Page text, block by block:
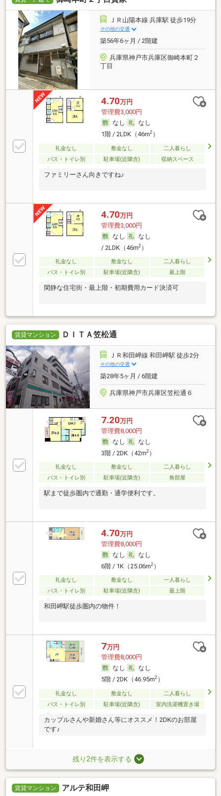
ＪＲ山陽本線 兵庫駅 徒歩19分
その他の交通
築56年6ヶ月 / 2階建
兵庫県神戸市兵庫区御崎本町２
丁目
4.70万円
管理費3,000円
なし
なし
1階 / 2LDK（46m2）
礼金なし 敷金なし
二人暮らし
バス・トイレ別
駐車場(近隣含) 収納スペース
ファミリーさん向きですね♪
4.70万円
管理費3,000円
なし
なし
/ 2LDK（46m2）
礼金なし 敷金なし
二人暮らし
バス・トイレ別
駐車場(近隣含) 最上階
閑静な住宅街・最上階・初期費用カード決済可
賃貸マンション ＤＩＴＡ笠松通
ＪＲ和田岬線 和田岬駅 徒歩2分
その他の交通
築28年5ヶ月 / 6階建
兵庫県神戸市兵庫区笠松通６
7.20万円
管理費8,000円
なし
なし
3階 / 2DK（42m2）
礼金なし 敷金なし
二人暮らし
バス・トイレ別
駐車場(近隣含) 角部屋
駅まで徒歩圏内で通勤・通学便利です。
4.70万円
管理費8,000円
なし
なし
6階 / 1K（25.06m2）
礼金なし 敷金なし
一人暮らし
バス・トイレ別
駐車場(近隣含) 最上階
和田岬駅徒歩圏内の物件！
7万円
管理費8,000円
なし
なし
5階 / 2DK（46.95m2）
礼金なし 敷金なし
二人暮らし
バス・トイレ別
駐車場(近隣含) 室内洗濯機置き場
カップルさんや新婚さん等にオススメ！2DKのお部屋
です♪
残り2件を表示する
賃貸マンション アルテ和田岬